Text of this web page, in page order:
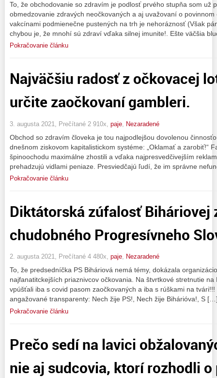
To, že obchodovanie so zdravím je podlosť prvého stupňa som už
obmedzovanie zdravých neočkovaných a aj uvažovaní o
vakcínami podmienečne pustených na trh je nehoráznosť (Však
chybou je, že mnohí sú zdraví vďaka silnej imunite!. Ešte väčšia
Pokračovanie článku
Najväčšiu radosť z očkovacej
určite zaočkovaní gambleri.
3. augusta 2021, Prečítané 2 910x, paje Nezaradené
Obchod so zdravím človeka je tou najpodlejšou dovolenou
dnešnom ziskovom kapitalistickom systéme: „Oklamať a zarobiť!“
špinoochodu maximálne zhostili a vďaka najpresvedčivejším
prehadzujú vidlami peniaze. Presviedčajú ľudí, že im správne
Pokračovanie článku
Diktátorská zúfalosť Biháriovej
chudobného Progresívneho
2. augusta 2021, Prečítané 4 480x, paje, Nezaradené
To, že predsedníčka PS Biháriová nemá témy, dokázala
najfanatitckejších priaznivcov očkovania. Na štvrtkové stretnutie
vpúšťali iba s covid pasom zaočkovaných a iba s rúškami na
angažované transparenty: Nech žije PS!, Nech žije Bihárióva!, S
Pokračovanie článku
Prečo sedí na lavici
nie aj sudcovia, ktorí rozhodli